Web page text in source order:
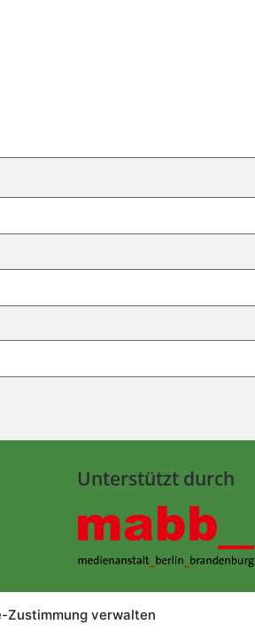
Zustimmung verwalten
Unterstützt durch